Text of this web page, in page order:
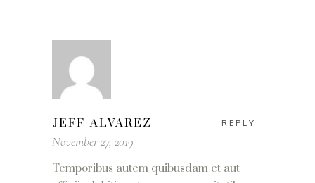
JEFF ALVAREZ REPLY
November 27, 2019
Temporibus autem quibusdam et aut